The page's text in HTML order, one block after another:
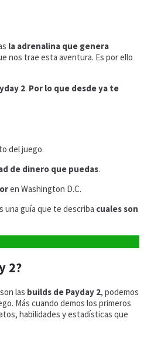
la adrenalina que genera
nos trae esta aventura. Es por ello
2. Por lo que desde ya te
del juego.
de dinero que puedas.
en Washington D.C.
una guía que te describa cuales son
2?
las builds de Payday 2, podemos
Más cuando demos los primeros
habilidades y estadísticas que